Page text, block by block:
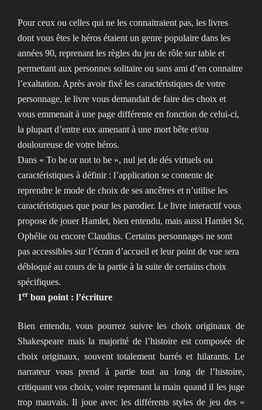
Pour ceux ou celles qui ne les connaitraient pas, les livres
dont vous êtes le héros étaient un genre populaire dans les
années 90, reprenant les règles du jeu de rôle sur table et
permettant aux personnes solitaire ou sans ami d’en connaitre
l’exaltation. Après avoir fixé les caractéristiques de votre
personnage, le livre vous demandait de faire des choix et
vous emmenait à une page différente en fonction de celui-ci,
la plupart d’entre eux amenant à une mort bête et/ou
douloureuse de votre héros.
Dans « To be or not to be », nul jet de dés virtuels ou
caractéristiques à définir : l’application se contente de
reprendre le mode de choix de ses ancêtres et n’utilise les
caractéristiques que pour les parodier. Le livre interactif vous
propose de jouer Hamlet, bien entendu, mais aussi Hamlet Sr,
Ophélie ou encore Claudius. Certains personnages ne sont
pas accessibles sur l’écran d’accueil et leur point de vue sera
débloqué au cours de la partie à la suite de certains choix
spécifiques.
1er bon point : l’écriture
Bien entendu, vous pourrez suivre les choix originaux de
Shakespeare mais la majorité de l’histoire est composée de
choix originaux, souvent totalement barrés et hilarants. Le
narrateur vous prend à partie tout au long de l’histoire,
critiquant vos choix, voire reprenant la main quand il les juge
trop mauvais. Il joue avec les différents styles de jeu des «